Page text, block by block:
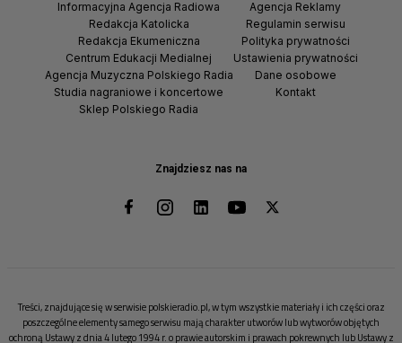
Znajdziesz nas na
Informacyjna Agencja Radiowa
Redakcja Katolicka
Redakcja Ekumeniczna
Centrum Edukacji Medialnej
Agencja Muzyczna Polskiego Radia
Studia nagraniowe i koncertowe
Sklep Polskiego Radia
Agencja Reklamy
Regulamin serwisu
Polityka prywatności
Ustawienia prywatności
Dane osobowe
Kontakt
Treści, znajdujące się w serwisie polskieradio.pl, w tym wszystkie materiały i ich części oraz
poszczególne elementy samego serwisu mają charakter utworów lub wytworów objętych
ochroną Ustawy z dnia 4 lutego 1994 r. o prawie autorskim i prawach pokrewnych lub Ustawy z